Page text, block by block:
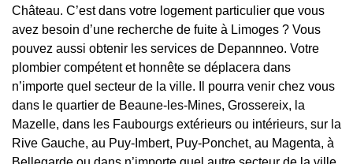
Château. C’est dans votre logement particulier que vous
avez besoin d’une recherche de fuite à Limoges ? Vous
pouvez aussi obtenir les services de Depannneo. Votre
plombier compétent et honnête se déplacera dans
n’importe quel secteur de la ville. Il pourra venir chez vous
dans le quartier de Beaune-les-Mines, Grossereix, la
Mazelle, dans les Faubourgs extérieurs ou intérieurs, sur la
Rive Gauche, au Puy-Imbert, Puy-Ponchet, au Magenta, à